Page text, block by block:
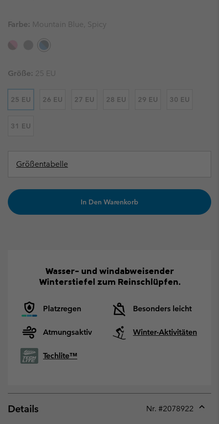
Farbe: Mountain Blue, Spicy
Größe: 25 EU
25 EU 26 EU 27 EU 28 EU 29 EU 30 EU
31 EU
Größentabelle
In Den Warenkorb
Wasser- und windabweisender
Winterstiefel zum Reinschlüpfen.
Platzregen Besonders leicht
Atmungsaktiv Winter-Aktivitäten
Techlite™
Details Nr. #2078922